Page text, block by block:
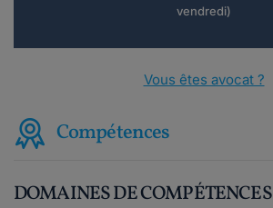
vendredi)
Vous êtes avocat ?
Compétences
DOMAINES DE COMPÉTENCES